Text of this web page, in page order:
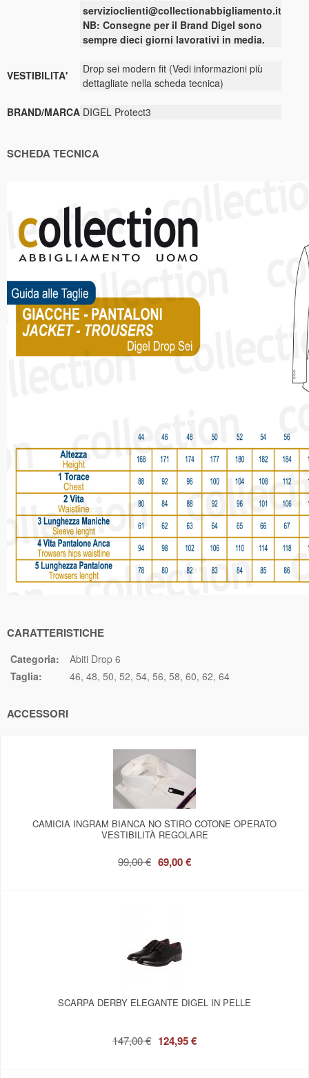
servizioclienti@collectionabbigliamento.it
NB: Consegne per il Brand Digel sono
sempre dieci giorni lavorativi in media.
VESTIBILITA'
Drop sei modern fit (Vedi informazioni più
dettagliate nella scheda tecnica)
BRAND/MARCA DIGEL Protect3
SCHEDA TECNICA
CARATTERISTICHE
Categoria:
Abiti Drop 6
Taglia:
46 48 50 52 54 56 58 60 62 64
ACCESSORI
CAMICIA INGRAM BIANCA NO STIRO COTONE OPERATO
VESTIBILITÀ REGOLARE
99,00 € 69,00 €
SCARPA DERBY ELEGANTE DIGEL IN PELLE
147,00 € 124,95 €